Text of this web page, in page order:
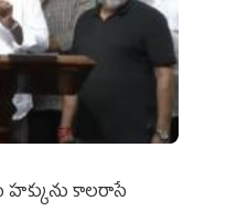
కాలరాసే